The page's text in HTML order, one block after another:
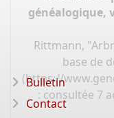
généalogique,
Rittmann,
base de
(https://
: consultée 7
Bulletin
Contact